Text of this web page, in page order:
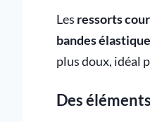
Les ressorts
bandes
plus doux, idéal
Des